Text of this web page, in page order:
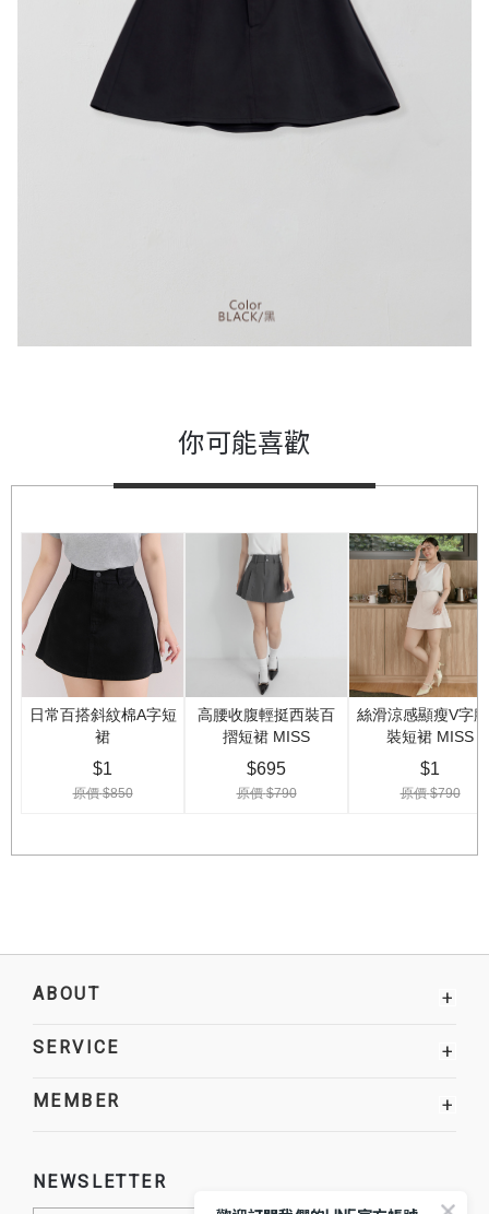
你可能喜歡
ABOUT +
SERVICE +
MEMBER +
NEWSLETTER